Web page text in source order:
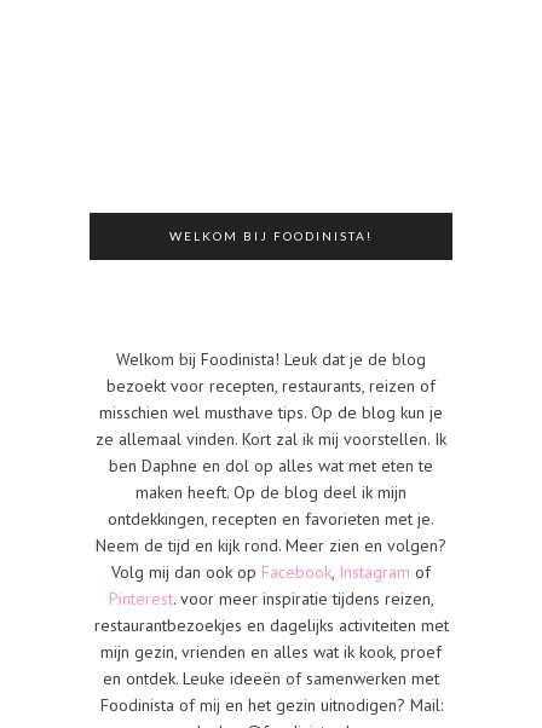
WELKOM BIJ FOODINISTA!
Welkom bij Foodinista! Leuk dat je de blog
bezoekt voor recepten, restaurants, reizen of
misschien wel musthave tips. Op de blog kun je
ze allemaal vinden. Kort zal ik mij voorstellen. Ik
ben Daphne en dol op alles wat met eten te
maken heeft. Op de blog deel ik mijn
ontdekkingen, recepten en favorieten met je.
Neem de tijd en kijk rond. Meer zien en volgen?
Volg mij dan ook op Facebook, Instagram of
Pinterest. voor meer inspiratie tijdens reizen,
restaurantbezoekjes en dagelijks activiteiten met
mijn gezin, vrienden en alles wat ik kook, proef
en ontdek. Leuke ideeën of samenwerken met
Foodinista of mij en het gezin uitnodigen? Mail: